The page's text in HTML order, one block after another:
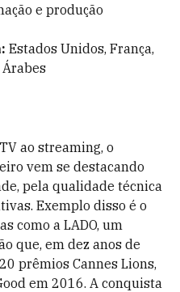
e produção
Estados Unidos, França,
ao streaming, o
vem se destacando
pela qualidade técnica
Exemplo disso é o
como a LADO, um
que, em dez anos de
prêmios Cannes Lions,
em 2016. A conquista